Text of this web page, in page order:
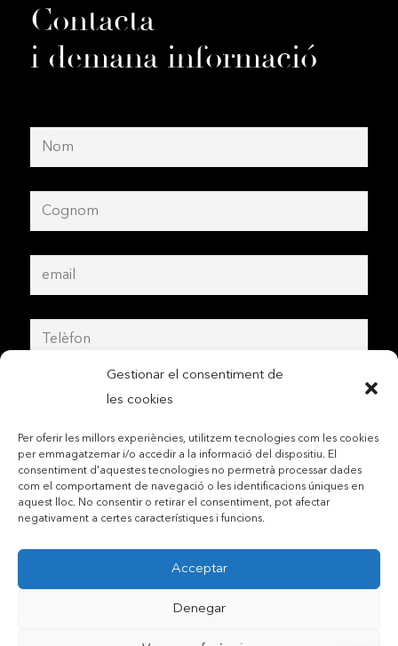
Gestionar el consentiment de
les cookies
Per oferir les millors experiències, utilitzem tecnologies com les cookies
per emmagatzemar i/o accedir a la informació del dispositiu. El
consentiment d'aquestes tecnologies no permetrà processar dades
com el comportament de navegació o les identificacions úniques en
aquest lloc. No consentir o retirar el consentiment, pot afectar
negativament a certes característiques i funcions.
Acceptar
Denegar
Contacta
i demana informació
Contactar per telèfon mòbil